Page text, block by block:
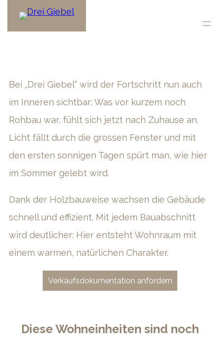
Bei „Drei Giebel“ wird der Fortschritt nun auch
im Inneren sichtbar: Was vor kurzem noch
Rohbau war, fühlt sich jetzt nach Zuhause an.
Licht fällt durch die grossen Fenster und mit
den ersten sonnigen Tagen spürt man, wie hier
im Sommer gelebt wird.
Dank der Holzbauweise wachsen die Gebäude
schnell und effizient. Mit jedem Bauabschnitt
wird deutlicher: Hier entsteht Wohnraum mit
einem warmen, natürlichen Charakter.
Verkaufsdokumentation anfordern
Diese Wohneinheiten sind noch